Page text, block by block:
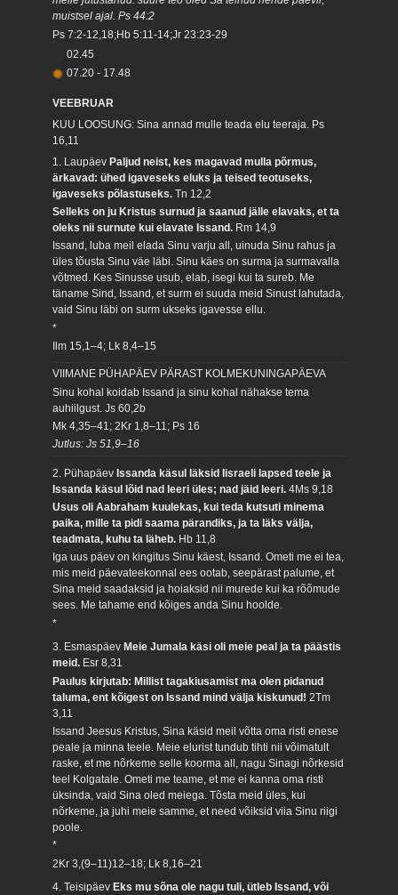
muistsel ajal. Ps 44:2
Ps 7:2-12,18;Hb 5:11-14;Jr 23:23-29
02.45
07.20 - 17.48
VEEBRUAR
KUU LOOSUNG: Sina annad mulle teada elu teeraja. Ps
16,11
1. LaupäevPaljud neist, kes magavad mulla põrmus,
ärkavad: ühed igaveseks eluks ja teised teotuseks,
igaveseks põlastuseks.Tn 12,2
Selleks on ju Kristus surnud ja saanud jälle elavaks, et ta
oleks nii surnute kui elavate Issand. Rm 14,9
Issand, luba meil elada Sinu varju all, uinuda Sinu rahus ja
üles tõusta Sinu väe läbi. Sinu käes on surma ja surmavalla
võtmed. Kes Sinusse usub, elab, isegi kui ta sureb. Me
täname Sind, Issand, et surm ei suuda meid Sinust lahutada,
vaid Sinu läbi on surm ukseks igavesse ellu.
*
Ilm 15,1–4; Lk 8,4–15
VIIMANE PÜHAPÄEV PÄRAST KOLMEKUNINGAPÄEVA
Sinu kohal koidab Issand ja sinu kohal nähakse tema
auhiilgust.Js 60,2b
Mk 4,35–41; 2Kr 1,8–11; Ps 16
Jutlus: Js 51,9–16
2. PühapäevIssanda käsul läksid Iisraeli lapsed teele ja
Issanda käsul lõid nad leeri üles; nad jäid leeri.4Ms 9,18
Usus oli Aabraham kuulekas, kui teda kutsuti minema
paika, mille ta pidi saama pärandiks, ja ta läks välja,
teadmata, kuhu ta läheb. Hb 11,8
Iga uus päev on kingitus Sinu käest, Issand. Ometi me ei tea,
mis meid päevateekonnal ees ootab, seepärast palume, et
Sina meid saadaksid ja hoiaksid nii murede kui ka rõõmude
sees. Me tahame end kõiges anda Sinu hoolde.
*
3. Esmaspäev Meie Jumala käsi oli meie peal ja ta päästis
meid. Esr 8,31
Paulus kirjutab: Millist tagakiusamist ma olen pidanud
taluma, ent kõigest on Issand mind välja kiskunud!2Tm
3,11
Issand Jeesus Kristus, Sina käsid meil võtta oma risti enese
peale ja minna teele. Meie elurist tundub tihti nii võimatult
raske, et me nõrkeme selle koorma all, nagu Sinagi nõrkesid
teel Kolgatale. Ometi me teame, et me ei kanna oma risti
üksinda, vaid Sina oled meiega. Tõsta meid üles, kui
nõrkeme, ja juhi meie samme, et need võiksid viia Sinu riigi
poole.
*
2Kr 3,(9–11)12–18; Lk 8,16–21
4. Teisipäev Eks mu sõna ole nagu tuli, ütleb Issand, või